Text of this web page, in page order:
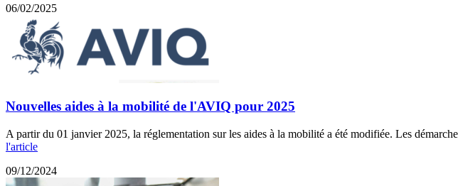
06/02/2025
Nouvelles aides à la mobilité de l'AVIQ pour 2025
A partir du 01 janvier 2025, la réglementation sur les aides à la mobilité a été modifiée. Les
l'article
09/12/2024